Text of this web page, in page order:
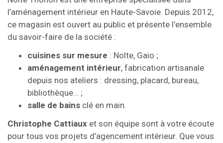
l’aménagement intérieur en Haute-Savoie. Depuis 2012,
ce magasin est ouvert au public et présente l’ensemble
du savoir-faire de la société :
cuisines sur mesure : Nolte, Gaio ;
aménagement intérieur, fabrication artisanale
depuis nos ateliers : dressing, placard, bureau,
bibliothèque… ;
salle de bains clé en main.
Christophe Cattiaux et son équipe sont à votre écoute
pour tous vos projets d’agencement intérieur. Que vous